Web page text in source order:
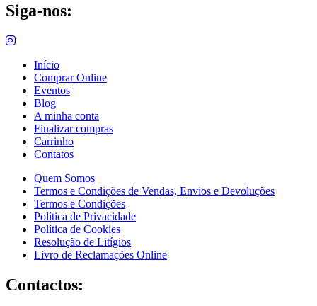
Siga-nos:
Início
Comprar Online
Eventos
Blog
A minha conta
Finalizar compras
Carrinho
Contatos
Quem Somos
Termos e Condições de Vendas, Envios e Devoluções
Termos e Condições
Política de Privacidade
Política de Cookies
Resolução de Litígios
Livro de Reclamações Online
Contactos: